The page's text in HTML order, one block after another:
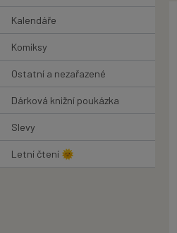
Kalendáře
Komiksy
Ostatní a nezařazené
Dárková knižní poukázka
Slevy
Letní čtení 🌞